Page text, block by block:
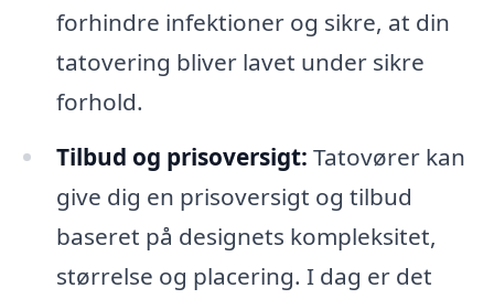
forhindre infektioner og sikre, at din
tatovering bliver lavet under sikre
forhold.
Tilbud og prisoversigt: Tatovører kan
give dig en prisoversigt og tilbud
baseret på designets kompleksitet,
størrelse og placering. I dag er det